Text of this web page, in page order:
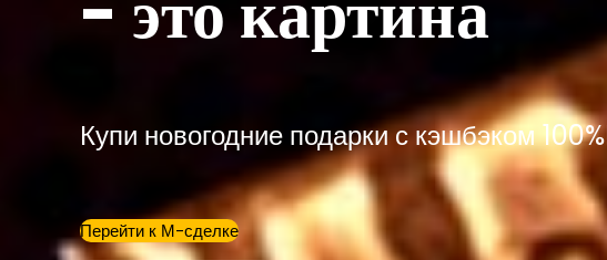
Купи новогодние подарки с кэшбэком
Перейти к М-сделке